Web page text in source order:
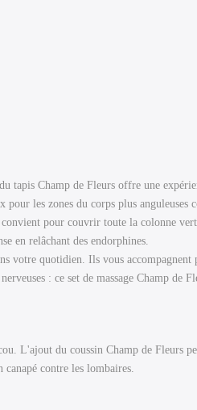
tapis Champ de Fleurs offre une
les zones du corps plus anguleuses
pour couvrir toute la colonne
en relâchant des endorphines.
votre quotidien. Ils vous
: ce set de massage Champ de
L'ajout du coussin Champ de Fleurs
canapé contre les lombaires.